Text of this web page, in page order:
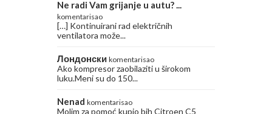
Ne radi Vam grijanje u autu? ...
komentarisao
[…] Kontinuirani rad električnih
ventilatora može...
Лондонски komentarisao
Ako kompresor zaobilaziti u širokom
luku.Meni su do 150...
Nenad komentarisao
Molim za pomoć kupio bih Citroen C5